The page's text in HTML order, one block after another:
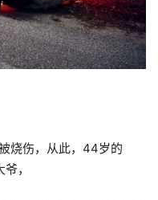
烧伤，从此，44岁的
，